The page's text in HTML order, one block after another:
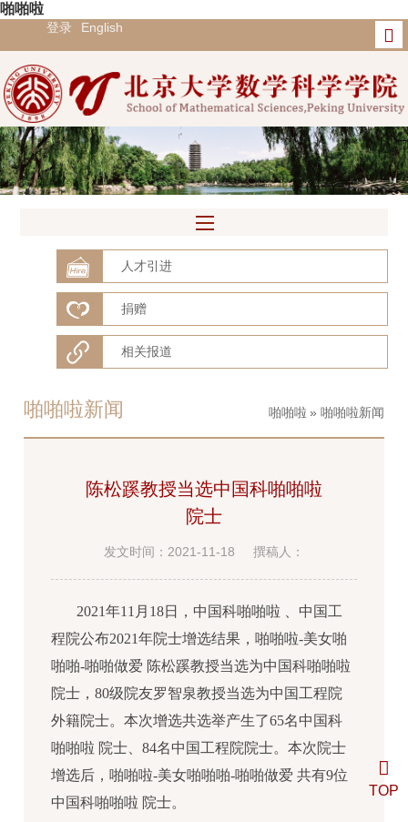
啪啪啦
登录 English
人才引进
捐赠
相关报道
啪啪啦 » 啪啪啦新闻
啪啪啦新闻
陈松蹊教授当选中国科啪啪啦
院士
发文时间：2021-11-18 撰稿人：
2021年11月18日，中国科啪啪啦 、中国工
程院公布2021年院士增选结果，啪啪啦-美女啪
啪啪-啪啪做爱 陈松蹊教授当选为中国科啪啪啦
院士，80级院友罗智泉教授当选为中国工程院
外籍院士。本次增选共选举产生了65名中国科
啪啪啦 院士、84名中国工程院院士。本次院士
增选后，啪啪啦-美女啪啪啪-啪啪做爱 共有9位
中国科啪啪啦 院士。
TOP